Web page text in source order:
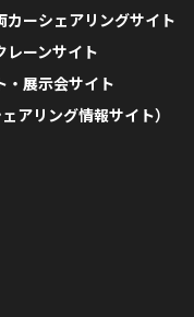
カーシェアリングサイト
レーンサイト
・展示会サイト
アリング情報サイト）